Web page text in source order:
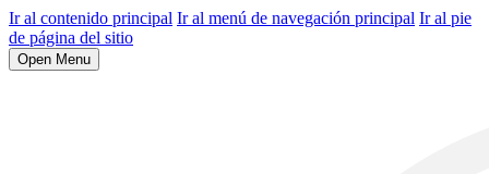
Ir al contenido principal Ir al menú de navegación principal Ir al pie
de página del sitio
Open Menu